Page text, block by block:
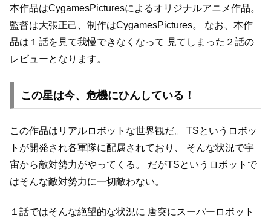
本作品はCygamesPicturesによるオリジナルアニメ作品。
監督は大張正己、制作はCygamesPictures。
なお、本作
品は１話を見て我慢できなくなって 見てしまった２話の
レビューとなります。
この星は今、危機にひんしている！
この作品はリアルロボットな世界観だ。
TSというロボッ
トが開発され各軍隊に配属されており、
そんな状況で宇
宙から敵対勢力がやってくる。
だがTSというロボットで
はそんな敵対勢力に一切敵わない。
１話ではそんな絶望的な状況に 唐突にスーパーロボット